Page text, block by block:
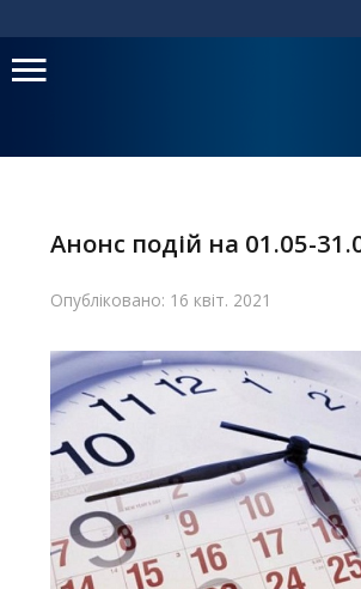
Головне
Головна
Структура
Діяльність
Новини
Анонс подій на 01.05-
Опубліковано: 16 квіт. 2021